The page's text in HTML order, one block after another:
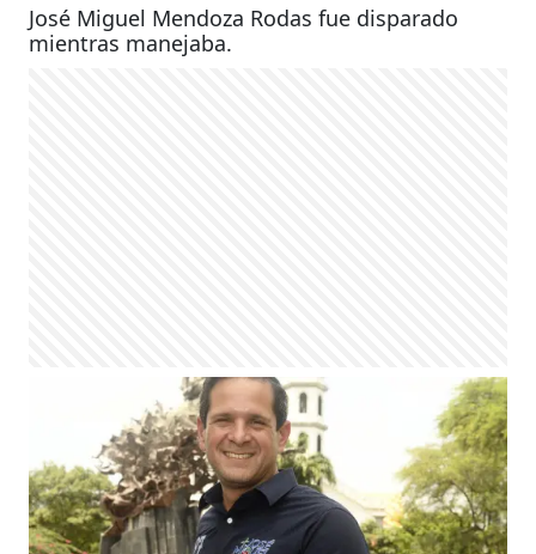
José Miguel Mendoza Rodas fue disparado
mientras manejaba.